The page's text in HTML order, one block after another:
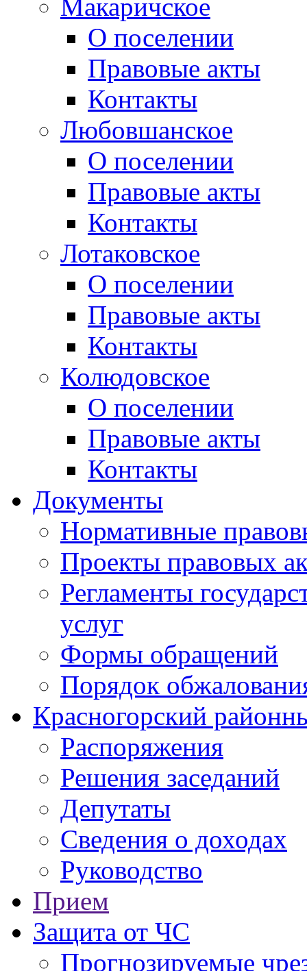
Макаричское
О поселении
Правовые акты
Контакты
Любовшанское
О поселении
Правовые акты
Контакты
Лотаковское
О поселении
Правовые акты
Контакты
Колюдовское
О поселении
Правовые акты
Контакты
Документы
Нормативные
Проекты правовых
Регламенты
услуг
Формы обращений
Порядок
Красногорский
Распоряжения
Решения заседаний
Депутаты
Сведения о доходах
Руководство
Прием
Защита от ЧС
Прогнозируемые